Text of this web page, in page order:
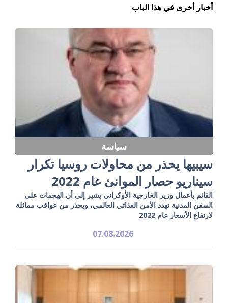
أخبار أخرى في هذا الباب
سياسة
سيبيها يحذر من محاولات روسيا تكرار
سيناريو حصار الموانئ عام 2022
القائم بأعمال وزير الخارجية الأوكراني يشير إلى أن الهجمات على
السفن المدنية تهدد الأمن الغذائي العالمي، ويحذر من عواقب مماثلة
لارتفاع الأسعار عام 2022
07.08.2026